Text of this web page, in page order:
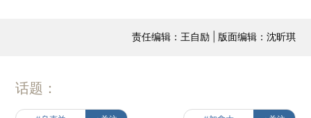
责任编辑：王自励 | 版面编辑：沈昕琪
话题：